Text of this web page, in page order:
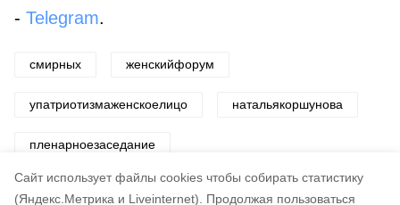
Cайт использует файлы cookies чтобы собирать статистику
(Яндекс.Метрика и Liveinternet).
Продолжая пользоваться
- Telegram.
смирных женскийфорум
упатриотизмаженскоелицо натальякоршунова
пленарноезаседание
Авторы: Светлана Захарова